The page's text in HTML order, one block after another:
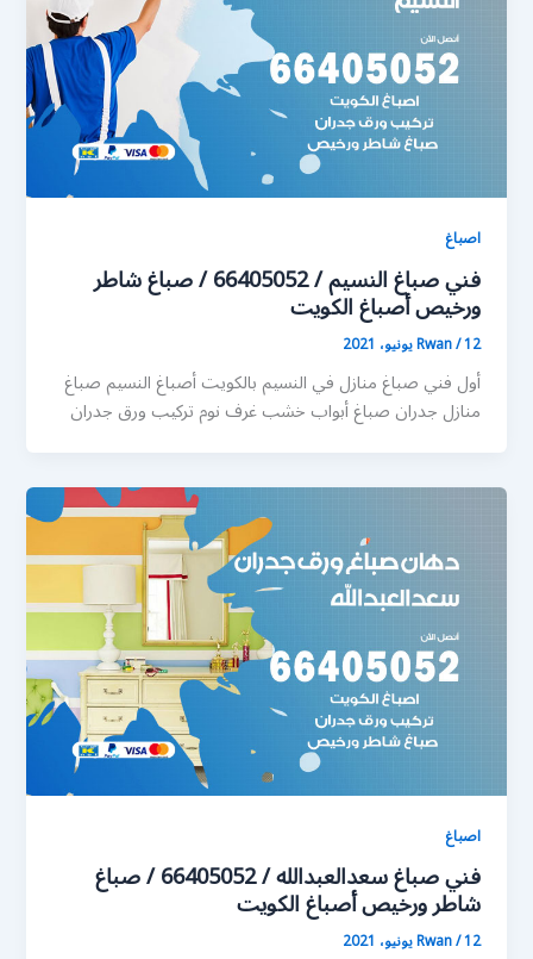
اصباغ
فني صباغ النسيم / 66405052 / صباغ شاطر
ورخيص أصباغ الكويت
Rwan/12 يونيو، 2021
أول فني صباغ منازل في النسيم بالكويت أصباغ النسيم صباغ
منازل جدران صباغ أبواب خشب غرف نوم تركيب ورق جدران
اصباغ
فني صباغ سعدالعبدالله / 66405052 / صباغ
شاطر ورخيص أصباغ الكويت
Rwan/12 يونيو، 2021